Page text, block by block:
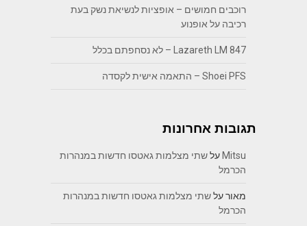
רוכבים חמושים – אופציות לנשיאת נשק בעת
רכיבה על אופנוע
Lazareth LM 847 – לא נסחפתם בכלל
Shoei PFS – התאמה אישית לקסדה
תגובות אחרונות
Mitsu עלשתי מצלמות גאטסו חדשות במנהרות
הכרמל
מאורעלשתי מצלמות גאטסו חדשות במנהרות
הכרמל